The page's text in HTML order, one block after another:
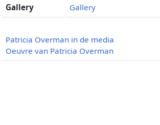
Gallery Gallery
Patricia Overman in de media
Oeuvre van Patricia Overman